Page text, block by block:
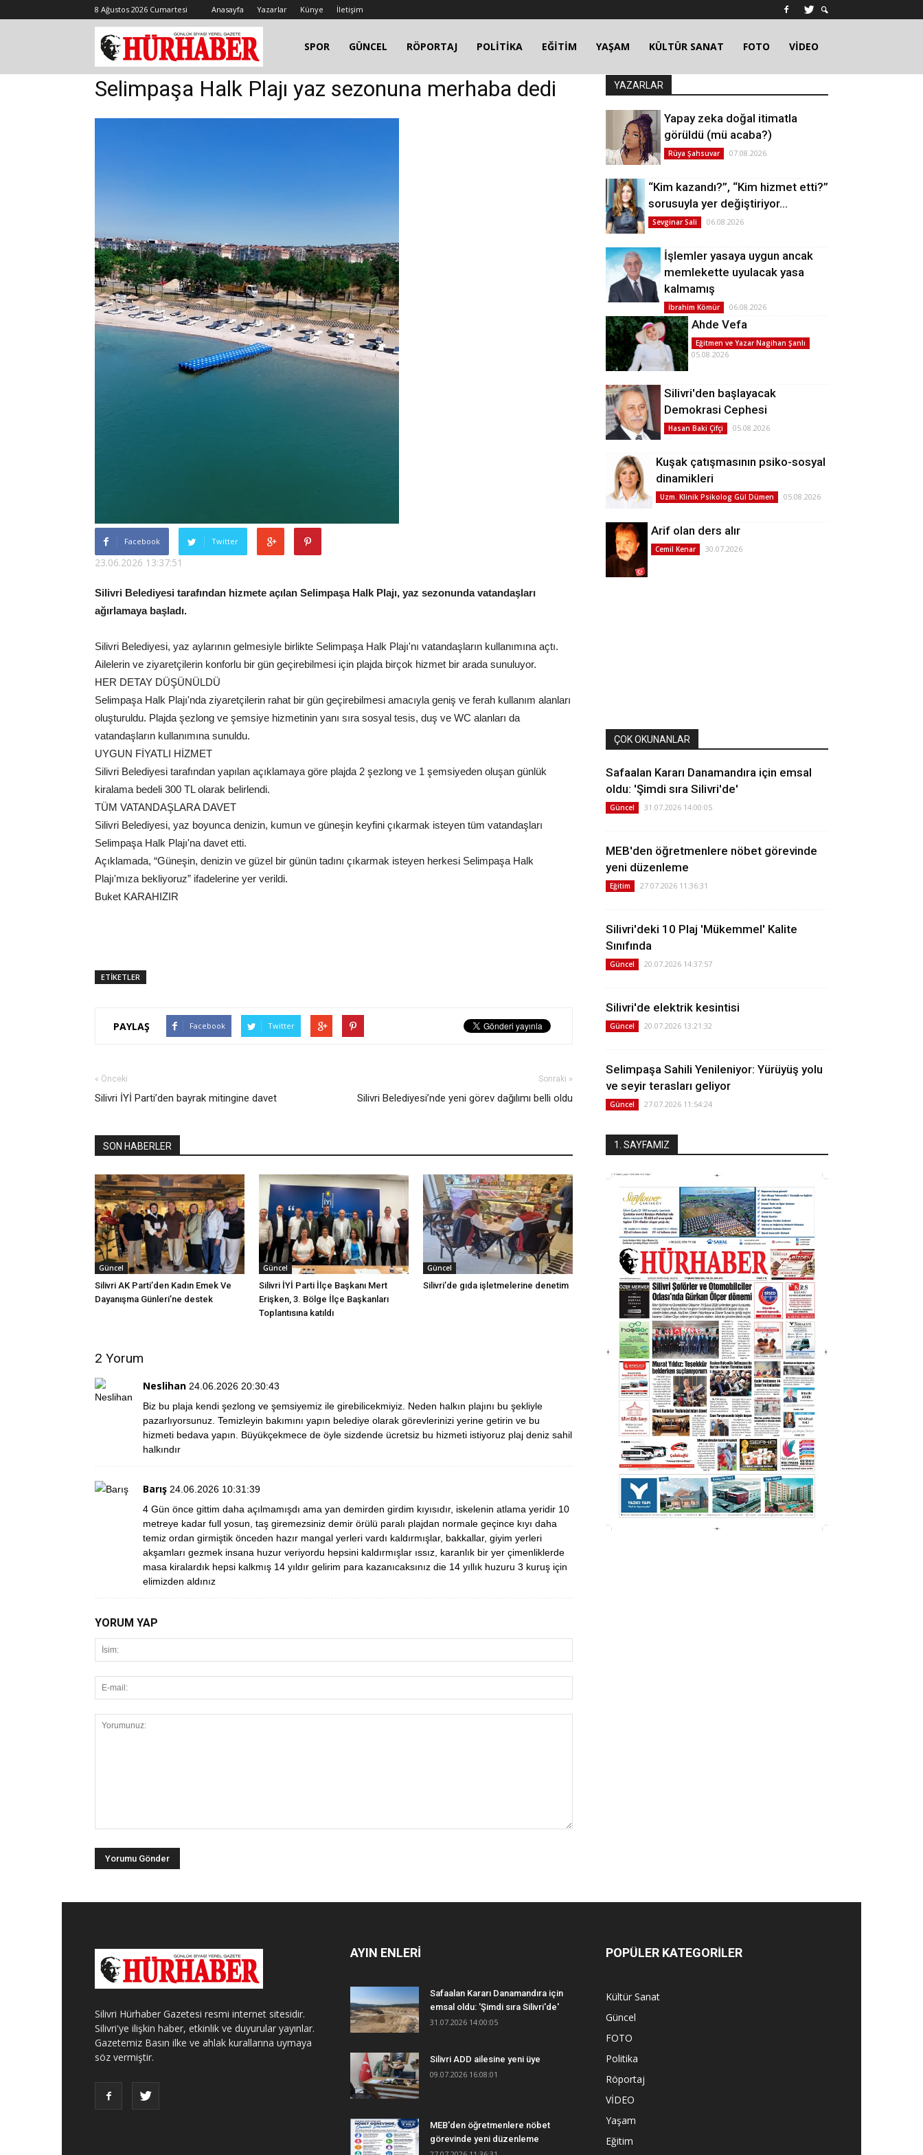
8 Ağustos 2026 Cumartesi Anasayfa Yazarlar Künye İletişim
SPOR GÜNCEL RÖPORTAJ POLİTİKA EĞİTİM YAŞAM KÜLTÜR SANAT FOTO VİDEO
Selimpaşa Halk Plajı yaz sezonuna merhaba dedi
Facebook Twitter
23.06.2026 13:37:51
Silivri Belediyesi tarafından hizmete açılan Selimpaşa Halk Plajı, yaz sezonunda vatandaşları
ağırlamaya başladı.
Silivri Belediyesi, yaz aylarının gelmesiyle birlikte Selimpaşa Halk Plajı'nı vatandaşların kullanımına açtı.
Ailelerin ve ziyaretçilerin konforlu bir gün geçirebilmesi için plajda birçok hizmet bir arada sunuluyor.
HER DETAY DÜŞÜNÜLDÜ
Selimpaşa Halk Plajı'nda ziyaretçilerin rahat bir gün geçirebilmesi amacıyla geniş ve ferah kullanım alanları
oluşturuldu. Plajda şezlong ve şemsiye hizmetinin yanı sıra sosyal tesis, duş ve WC alanları da
vatandaşların kullanımına sunuldu.
UYGUN FİYATLI HİZMET
Silivri Belediyesi tarafından yapılan açıklamaya göre plajda 2 şezlong ve 1 şemsiyeden oluşan günlük
kiralama bedeli 300 TL olarak belirlendi.
TÜM VATANDAŞLARA DAVET
Silivri Belediyesi, yaz boyunca denizin, kumun ve güneşin keyfini çıkarmak isteyen tüm vatandaşları
Selimpaşa Halk Plajı'na davet etti.
Açıklamada, “Güneşin, denizin ve güzel bir günün tadını çıkarmak isteyen herkesi Selimpaşa Halk
Plajı'mıza bekliyoruz” ifadelerine yer verildi.
Buket KARAHIZIR
ETİKETLER
PAYLAŞ Facebook Twitter
« Önceki
Silivri İYİ Parti’den bayrak mitingine davet
Sonraki »
Silivri Belediyesi’nde yeni görev dağılımı belli oldu
SON HABERLER
Güncel
Silivri AK Parti’den Kadın Emek Ve
Dayanışma Günleri’ne destek
Güncel
Silivri İYİ Parti İlçe Başkanı Mert
Erişken, 3. Bölge İlçe Başkanları
Toplantısına katıldı
Güncel
Silivri’de gıda işletmelerine denetim
2 Yorum
Neslihan 24.06.2026 20:30:43
Biz bu plaja kendi şezlong ve şemsiyemiz ile girebilicekmiyiz. Neden halkın plajını bu şekliyle
pazarlıyorsunuz. Temizleyin bakımını yapın belediye olarak görevlerinizi yerine getirin ve bu
hizmeti bedava yapın. Büyükçekmece de öyle sizdende ücretsiz bu hizmeti istiyoruz plaj deniz sahil
halkındır
Barış 24.06.2026 10:31:39
4 Gün önce gittim daha açılmamışdı ama yan demirden girdim kıyısıdır, iskelenin atlama yeridir 10
metreye kadar full yosun, taş giremezsiniz demir örülü paralı plajdan normale geçince kıyı daha
temiz ordan girmiştik önceden hazır mangal yerleri vardı kaldırmışlar, bakkallar, giyim yerleri
akşamları gezmek insana huzur veriyordu hepsini kaldırmışlar ıssız, karanlık bir yer çimenliklerde
masa kiralardık hepsi kalkmış 14 yıldır gelirim para kazanıcaksınız die 14 yıllık huzuru 3 kuruş için
elimizden aldınız
YORUM YAP
YAZARLAR
Yapay zeka doğal itimatla
görüldü (mü acaba?)
Rüya Şahsuvar 07.08.2026
“Kim kazandı?”, “Kim hizmet etti?”
sorusuyla yer değiştiriyor…
Sevginar Sali 06.08.2026
İşlemler yasaya uygun ancak
memlekette uyulacak yasa
kalmamış
İbrahim Kömür 06.08.2026
Ahde Vefa
Eğitmen ve Yazar Nagihan Şanlı
05.08.2026
Silivri'den başlayacak
Demokrasi Cephesi
Hasan Baki Çifçi 05.08.2026
Kuşak çatışmasının psiko-sosyal
dinamikleri
Uzm. Klinik Psikolog Gül Dümen 05.08.2026
Arif olan ders alır
Cemil Kenar 30.07.2026
ÇOK OKUNANLAR
Safaalan Kararı Danamandıra için emsal
oldu: 'Şimdi sıra Silivri'de'
Güncel 31.07.2026 14:00:05
MEB'den öğretmenlere nöbet görevinde
yeni düzenleme
Eğitim 27.07.2026 11:36:31
Silivri'deki 10 Plaj 'Mükemmel' Kalite
Sınıfında
Güncel 20.07.2026 14:37:57
Silivri'de elektrik kesintisi
Güncel 20.07.2026 13:21:32
Selimpaşa Sahili Yenileniyor: Yürüyüş yolu
ve seyir terasları geliyor
Güncel 27.07.2026 11:54:24
1. SAYFAMIZ
Silivri Hürhaber Gazetesi resmi internet sitesidir.
Silivri'ye ilişkin haber, etkinlik ve duyurular yayınlar.
Gazetemiz Basın ilke ve ahlak kurallarına uymaya
söz vermiştir.
AYIN ENLERİ
Safaalan Kararı Danamandıra için
emsal oldu: 'Şimdi sıra Silivri'de'
31.07.2026 14:00:05
Silivri ADD ailesine yeni üye
09.07.2026 16:08:01
MEB'den öğretmenlere nöbet
görevinde yeni düzenleme
POPÜLER KATEGORİLER
Kültür Sanat
Güncel
FOTO
Politika
Röportaj
VİDEO
Yaşam
Eğitim